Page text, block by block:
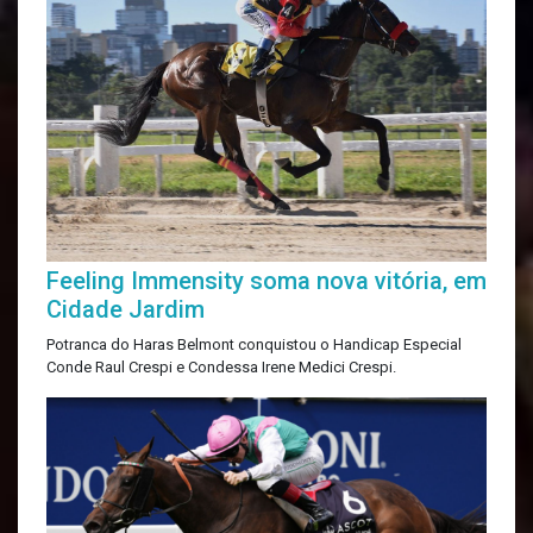
Feeling Immensity soma nova vitória, em
Cidade Jardim
Potranca do Haras Belmont conquistou o Handicap Especial
Conde Raul Crespi e Condessa Irene Medici Crespi.